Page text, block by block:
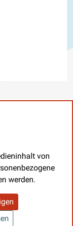
von
werden.